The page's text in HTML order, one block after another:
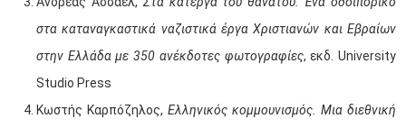
στα καταναγκαστικά ναζιστικά έργα Χριστιανών και Εβραίων
στην Ελλάδα με 350 ανέκδοτες φωτογραφίες, εκδ. University
Studio Press
Κωστής Καρπόζηλος, Ελληνικός κομμουνισμός. Μια διεθνική